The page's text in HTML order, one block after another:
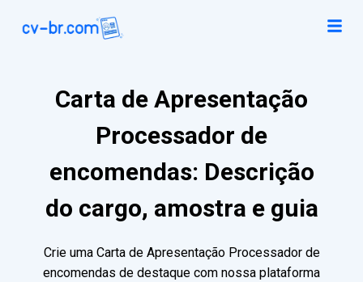
Carta de Apresentação
Processador de
encomendas: Descrição
do cargo, amostra e guia
Crie uma Carta de Apresentação Processador de
encomendas de destaque com nossa plataforma